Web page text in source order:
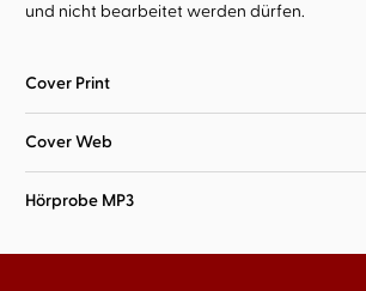
und nicht bearbeitet werden dürfen.
Cover Print
Cover Web
Hörprobe MP3